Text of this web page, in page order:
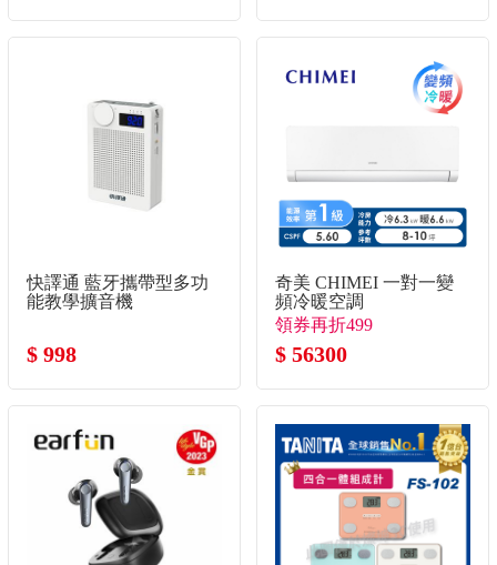
快譯通 藍牙攜帶型多功
能教學擴音機
$ 998
奇美 CHIMEI 一對一變
頻冷暖空調
領券再折499
$ 56300